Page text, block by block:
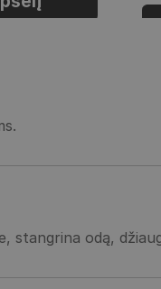
stangrina odą,